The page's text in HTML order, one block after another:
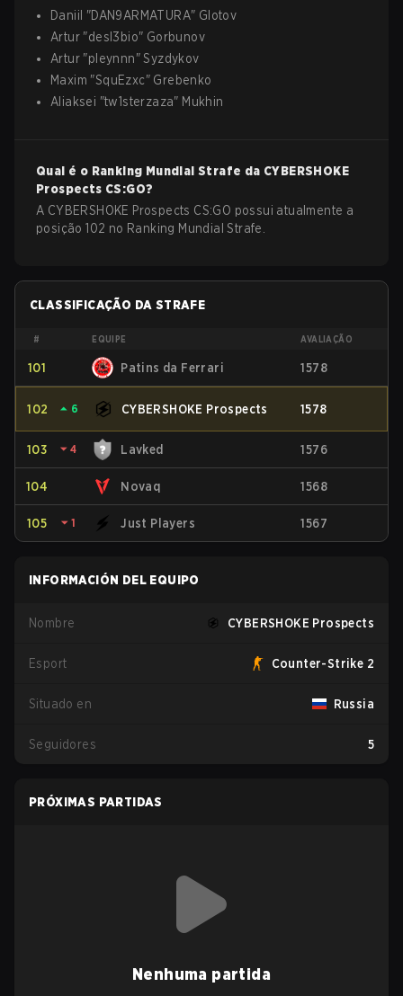
Daniil "DAN9ARMATURA" Glotov
Artur "desl3bio" Gorbunov
Artur "pleynnn"Syzdykov
Maxim "SquEzxc" Grebenko
Aliaksei "tw1sterzaza" Mukhin
Qual é o Ranking Mundial Strafe da CYBERSHOKE
Prospects CS:GO?
A CYBERSHOKE Prospects CS:GO possui atualmente a
posição 102 no Ranking Mundial Strafe.
CLASSIFICAÇÃO DA STRAFE
# EQUIPE AVALIAÇÃO
101 Patins da Ferrari 1578
102 ⏶ 6 CYBERSHOKE Prospects 1578
103 ⏷ 4 Lavked 1576
104 Novaq 1568
105 ⏷ 1 Just Players 1567
INFORMACIÓN DEL EQUIPO
Nombre CYBERSHOKE Prospects
Esport Counter-Strike 2
Situado en Russia
Seguidores 5
PRÓXIMAS PARTIDAS
Nenhuma partida